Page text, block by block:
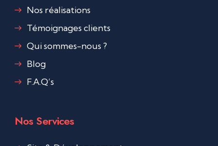
Nos réalisations
Témoignages clients
Qui sommes-nous ?
Blog
F.A.Q’s
Nos Services